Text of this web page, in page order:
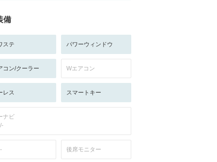
備
ステ パワーウィンドウ
コン/クーラー Wエアコン
レス スマートキー
ナビ
後席モニター